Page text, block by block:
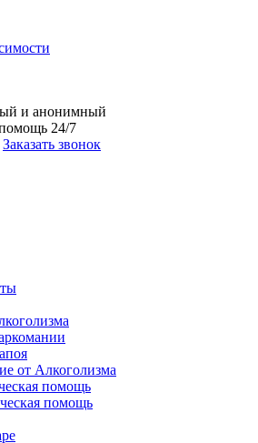
и анонимный
24/7
Заказать звонок
от Алкоголизма
помощь
помощь